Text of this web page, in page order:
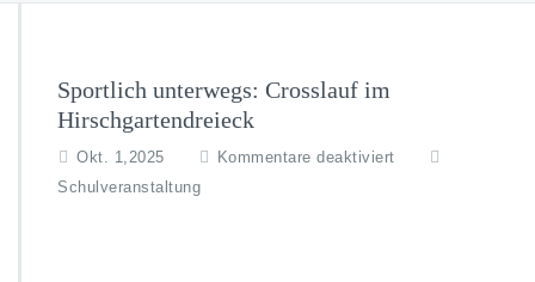
Sportlich unterwegs: Crosslauf im
Hirschgartendreieck
Okt. 1,2025 Kommentare deaktiviert
Schulveranstaltung